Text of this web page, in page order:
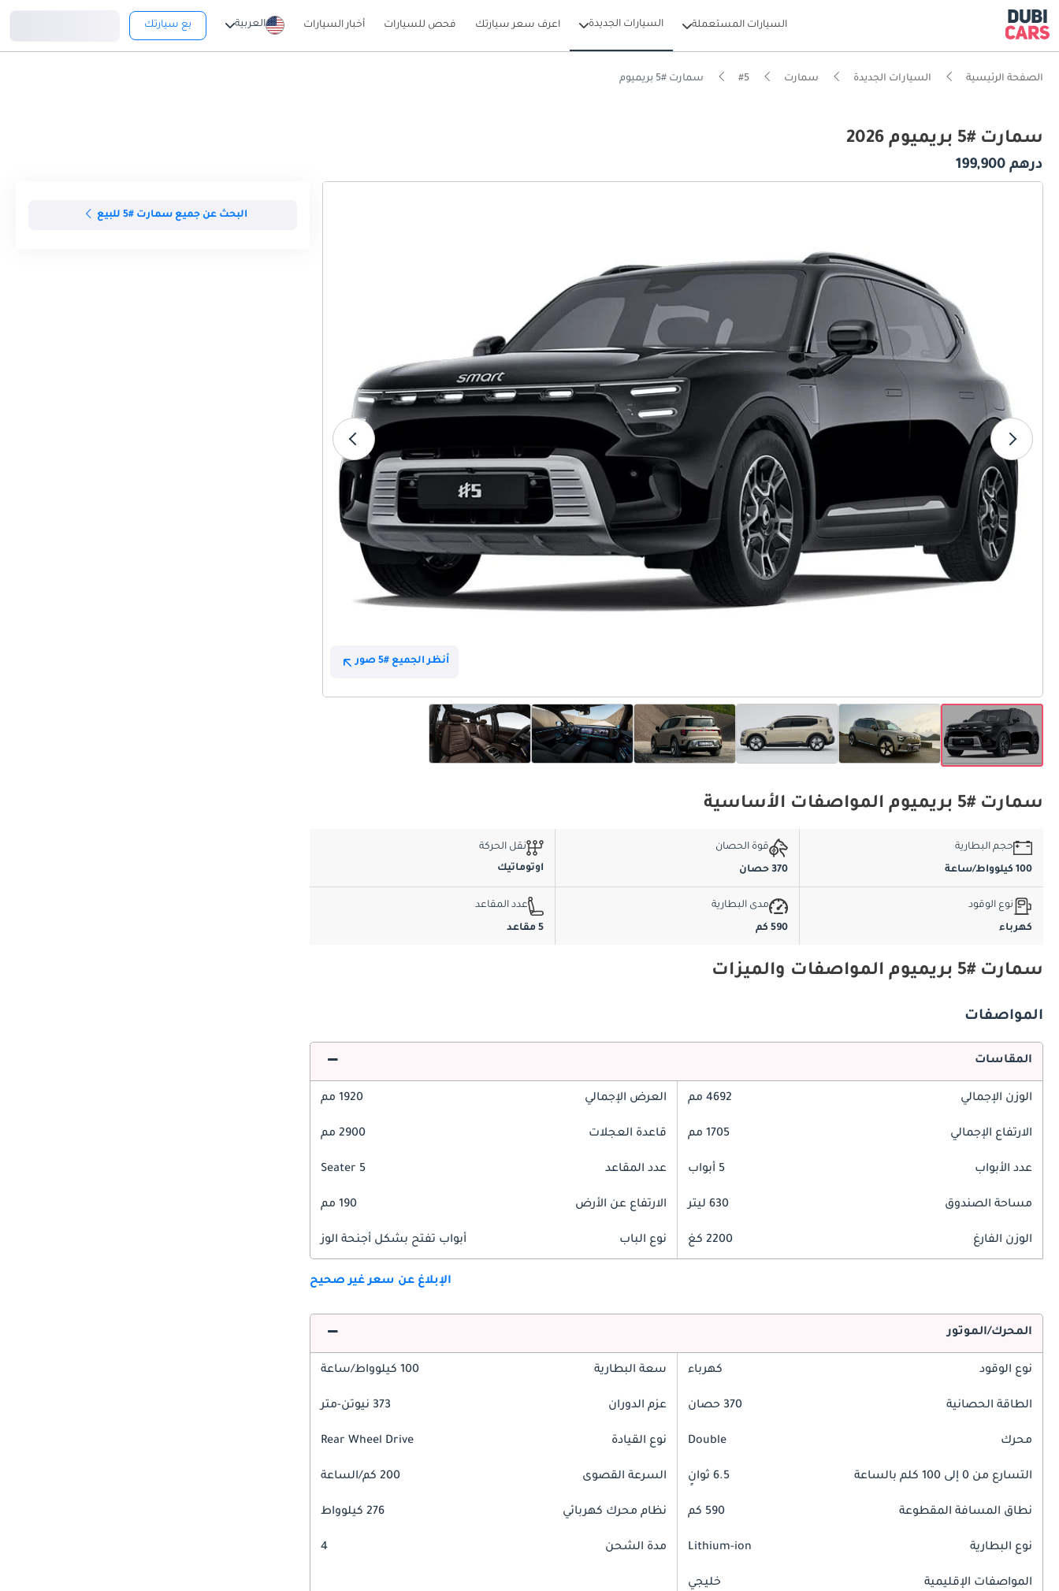
السيارات المستعملة السيارات الجديدة اعرف سعر سيارتك فحص للسيارات أخبار السيارات العربية بع سيارتك
الصفحة الرئيسية السيارات الجديدة سمارت #5 سمارت #5 بريميوم
سمارت #5 بريميوم 2026
درهم 199,900
أنظر الجميع #5 صور
البحث عن جميع سمارت #5 للبيع
سمارت #5 بريميوم المواصفات الأساسية
حجم البطارية
100 كيلوواط/ساعة
قوة الحصان
370 حصان
نقل الحركة
اوتوماتيك
نوع الوقود
كهرباء
مدى البطارية
590 كم
عدد المقاعد
5 مقاعد
سمارت #5 بريميوم المواصفات والميزات
المواصفات
المقاسات
الوزن الإجمالي 4692 مم العرض الإجمالي 1920 مم
الارتفاع الإجمالي 1705 مم قاعدة العجلات 2900 مم
عدد الأبواب 5 أبواب عدد المقاعد 5 Seater
مساحة الصندوق 630 ليتر الارتفاع عن الأرض 190 مم
الوزن الفارغ 2200 كغ نوع الباب أبواب تفتح بشكل أجنحة الوز
الإبلاغ عن سعر غير صحيح
المحرك/الموتور
نوع الوقود كهرباء سعة البطارية 100 كيلوواط/ساعة
الطاقة الحصانية 370 حصان عزم الدوران 373 نيوتن-متر
محرك Double نوع القيادة Rear Wheel Drive
التسارع من 0 إلى 100 كلم بالساعة 6.5 ثوانٍ السرعة القصوى 200 كم/الساعة
نطاق المسافة المقطوعة 590 كم نظام محرك كهربائي 276 كيلوواط
نوع البطارية Lithium-ion مدة الشحن 4
المواصفات الإقليمية خليجي